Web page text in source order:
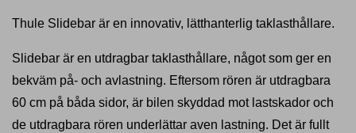
Thule Slidebar är en innovativ, lätthanterlig taklasthållare.
Slidebar är en utdragbar taklasthållare, något som ger en
bekväm på- och avlastning. Eftersom rören är utdragbara
60 cm på båda sidor, är bilen skyddad mot lastskador och
de utdragbara rören underlättar aven lastning. Det är fullt